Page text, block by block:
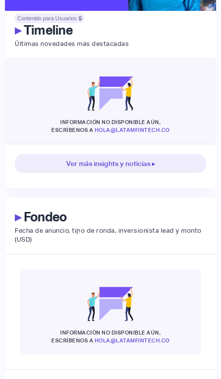
Contenido para Usuarios 🔒
▸Timeline
Últimas novedades más destacadas
INFORMACIÓN NO DISPONIBLE AÚN,
ESCRÍBENOS A HOLA@LATAMFINTECH.CO
Ver más insights y noticias ▸
▸Fondeo
Fecha de anuncio, tipo de ronda, inversionista lead y monto
(USD)
INFORMACIÓN NO DISPONIBLE AÚN,
ESCRÍBENOS A HOLA@LATAMFINTECH.CO